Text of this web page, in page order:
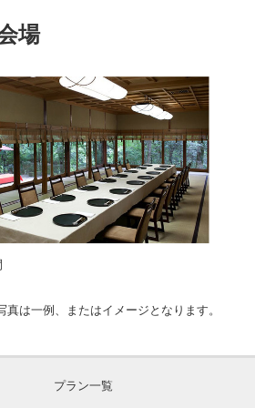
場
真は一例、またはイメージとなります。
プラン一覧